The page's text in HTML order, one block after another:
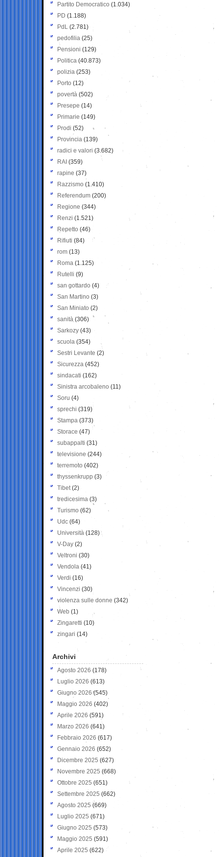
Partito Democratico (1.034)
PD (1.188)
PdL (2.781)
pedofilia (25)
Pensioni (129)
Politica (40.873)
polizia (253)
Porto (12)
povertà (502)
Presepe (14)
Primarie (149)
Prodi (52)
Provincia (139)
radici e valori (3.682)
RAI (359)
rapine (37)
Razzismo (1.410)
Referendum (200)
Regione (344)
Renzi (1.521)
Repetto (46)
Rifiuti (84)
rom (13)
Roma (1.125)
Rutelli (9)
san gottardo (4)
San Martino (3)
San Miniato (2)
sanità (306)
Sarkozy (43)
scuola (354)
Sestri Levante (2)
Sicurezza (452)
sindacati (162)
Sinistra arcobaleno (11)
Soru (4)
sprechi (319)
Stampa (373)
Storace (47)
subappalti (31)
televisione(244)
terremoto (402)
thyssenkrupp (3)
Tibet(2)
tredicesima (3)
Turismo (62)
Udc (64)
Università (128)
V-Day (2)
Veltroni (30)
Vendola (41)
Verdi (16)
Vincenzi (30)
violenza sulle donne (342)
Web (1)
Zingaretti (10)
zingari (14)
Archivi
Agosto 2026 (178)
Luglio 2026 (613)
Giugno 2026 (545)
Maggio 2026 (402)
Aprile 2026 (591)
Marzo 2026 (641)
Febbraio 2026 (617)
Gennaio 2026 (652)
Dicembre 2025 (627)
Novembre 2025 (668)
Ottobre 2025 (651)
Settembre 2025 (662)
Agosto 2025 (669)
Luglio 2025 (671)
Giugno 2025 (573)
Maggio 2025 (591)
Aprile 2025 (622)